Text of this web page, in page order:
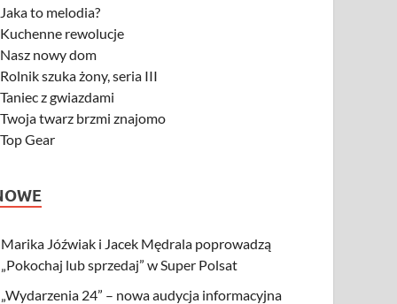
Jaka to melodia?
Kuchenne rewolucje
Nasz nowy dom
Rolnik szuka żony, seria III
Taniec z gwiazdami
Twoja twarz brzmi znajomo
Top Gear
Marika Jóźwiak i Jacek Mędrala poprowadzą
„Pokochaj lub sprzedaj” w Super Polsat
„Wydarzenia 24” – nowa audycja informacyjna